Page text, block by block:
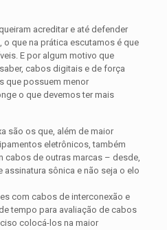
acreditar e até defender
que na prática escutamos é que
E por algum motivo que
cabos digitais e de força
que possuem menor
o que devemos ter mais
são os que, além de maior
eletrônicos, também
cabos de outras marcas – desde,
assinatura sônica e não seja o elo
com cabos de interconexão e
tempo para avaliação de cabos
colocá-los na maior